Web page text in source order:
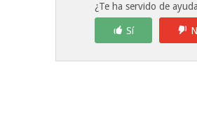
¿Te ha servido de
Sí